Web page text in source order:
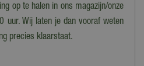
op te halen in ons magazijn/onze
uur. Wij laten je dan vooraf weten
precies klaarstaat.